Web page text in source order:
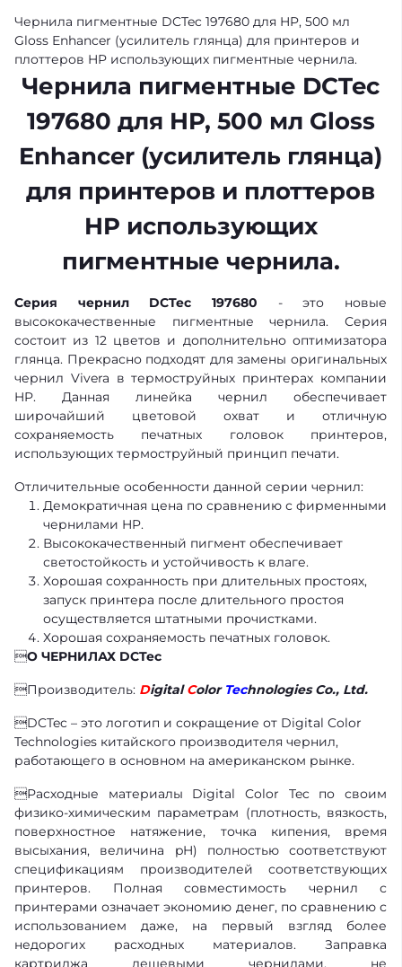
Чернила пигментные DCTec 197680 для HP, 500 мл
Gloss Enhancer (усилитель глянца) для принтеров и
плоттеров HP использующих пигментные чернила.
Чернила пигментные DCTec
197680 для HP, 500 мл Gloss
Enhancer (усилитель глянца)
для принтеров и плоттеров
HP использующих
пигментные чернила.
Серия чернил DCTec 197680 - это новые
высококачественные пигментные чернила. Серия
состоит из 12 цветов и дополнительно оптимизатора
глянца. Прекрасно подходят для замены оригинальных
чернил Vivera в термоструйных принтерах компании
HP. Данная линейка чернил обеспечивает
широчайший цветовой охват и отличную
сохраняемость печатных головок принтеров,
использующих термоструйный принцип печати.
Отличительные особенности данной серии чернил:
Демократичная цена по сравнению с фирменными
чернилами HP.
Высококачественный пигмент обеспечивает
светостойкость и устойчивость к влаге.
Хорошая сохранность при длительных простоях,
запуск принтера после длительного простоя
осуществляется штатными прочистками.
Хорошая сохраняемость печатных головок.
О ЧЕРНИЛАХ DCTec
Производитель: DigitalColor Technologies Co., Ltd.
DCTec – это логотип и сокращение от Digital Color
Technologies китайского производителя чернил,
работающего в основном на американском рынке.
Расходные материалы Digital Color Tec по своим
физико-химическим параметрам (плотность, вязкость,
поверхностное натяжение, точка кипения, время
высыхания, величина pH) полностью соответствуют
спецификациям производителей соответствующих
принтеров. Полная совместимость чернил с
принтерами означает экономию денег, по сравнению с
использованием даже, на первый взгляд более
недорогих расходных материалов. Заправка
картриджа дешевыми чернилами, не